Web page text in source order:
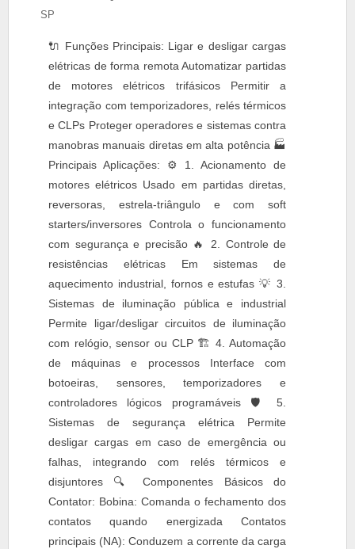
SP
🔌 Funções Principais: Ligar e desligar cargas
elétricas de forma remota Automatizar partidas
de motores elétricos trifásicos Permitir a
integração com temporizadores, relés térmicos
e CLPs Proteger operadores e sistemas contra
manobras manuais diretas em alta potência 🏭
Principais Aplicações: ⚙️ 1. Acionamento de
motores elétricos Usado em partidas diretas,
reversoras, estrela-triângulo e com soft
starters/inversores Controla o funcionamento
com segurança e precisão 🔥 2. Controle de
resistências elétricas Em sistemas de
aquecimento industrial, fornos e estufas 💡 3.
Sistemas de iluminação pública e industrial
Permite ligar/desligar circuitos de iluminação
com relógio, sensor ou CLP 🏗 4. Automação
de máquinas e processos Interface com
botoeiras, sensores, temporizadores e
controladores lógicos programáveis 🛡 5.
Sistemas de segurança elétrica Permite
desligar cargas em caso de emergência ou
falhas, integrando com relés térmicos e
disjuntores 🔍 Componentes Básicos do
Contator: Bobina: Comanda o fechamento dos
contatos quando energizada Contatos
principais (NA): Conduzem a corrente da carga